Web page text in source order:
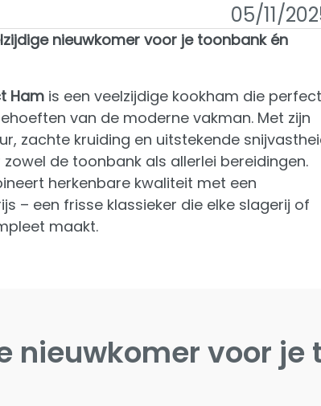
05/11/
nieuwkomer voor je toonbank én
Ham is een veelzijdige kookham die perfect
van de moderne vakman. Met zijn
zachte kruiding en uitstekende
de toonbank als allerlei bereidingen.
herkenbare kwaliteit met een
– een frisse klassieker die elke slagerij of
maakt.
nieuwkomer voor je